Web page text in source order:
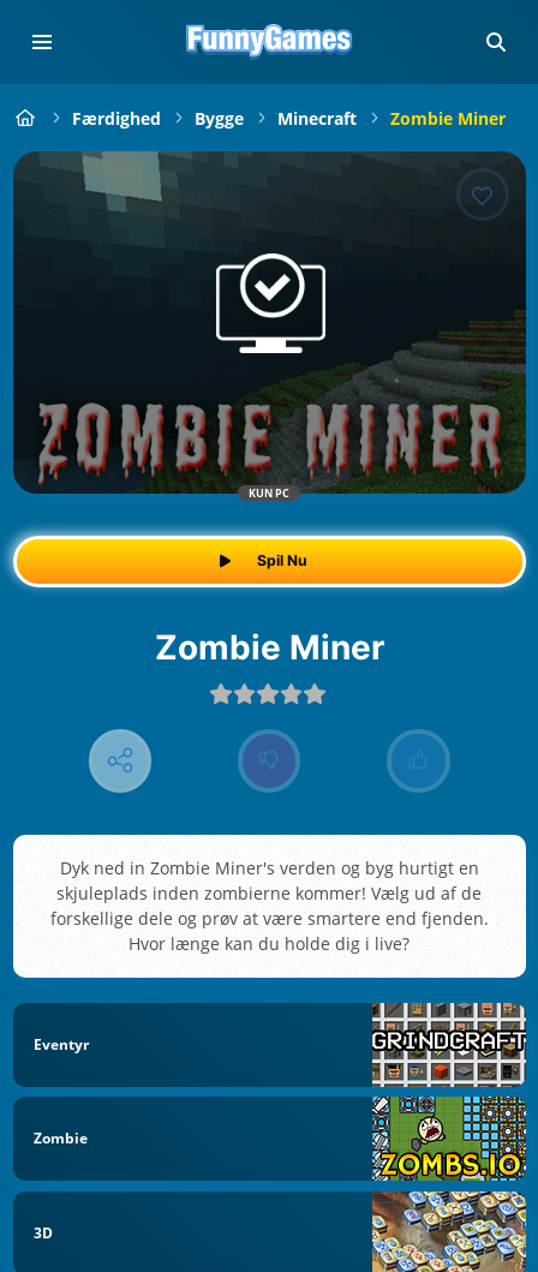
Færdighed Bygge Minecraft Zombie Miner
KUN PC
Spil Nu
Zombie Miner
Dyk ned in Zombie Miner's verden og byg hurtigt en
skjuleplads inden zombierne kommer! Vælg ud af de
forskellige dele og prøv at være smartere end fjenden.
Hvor længe kan du holde dig i live?
Eventyr
Zombie
3D